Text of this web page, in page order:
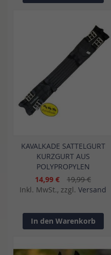
KAVALKADE SATTELGURT
KURZGURT AUS
POLYPROPYLEN
14,99 €
19,99 €
Inkl. MwSt., zzgl. Versand
In den Warenkorb